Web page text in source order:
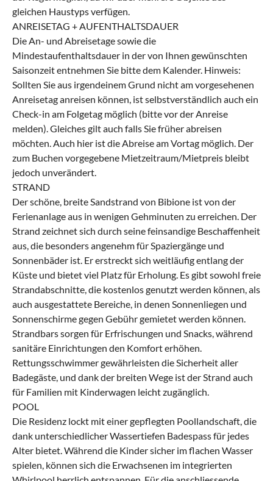
gleichen Haustyps verfügen.
ANREISETAG + AUFENTHALTSDAUER
Die An- und Abreisetage sowie die
Mindestaufenthaltsdauer in der von Ihnen gewünschten
Saisonzeit entnehmen Sie bitte dem Kalender. Hinweis:
Sollten Sie aus irgendeinem Grund nicht am vorgesehenen
Anreisetag anreisen können, ist selbstverständlich auch ein
Check-in am Folgetag möglich (bitte vor der Anreise
melden). Gleiches gilt auch falls Sie früher abreisen
möchten. Auch hier ist die Abreise am Vortag möglich. Der
zum Buchen vorgegebene Mietzeitraum/Mietpreis bleibt
jedoch unverändert.
STRAND
Der schöne, breite Sandstrand von Bibione ist von der
Ferienanlage aus in wenigen Gehminuten zu erreichen. Der
Strand zeichnet sich durch seine feinsandige Beschaffenheit
aus, die besonders angenehm für Spaziergänge und
Sonnenbäder ist. Er erstreckt sich weitläufig entlang der
Küste und bietet viel Platz für Erholung. Es gibt sowohl freie
Strandabschnitte, die kostenlos genutzt werden können, als
auch ausgestattete Bereiche, in denen Sonnenliegen und
Sonnenschirme gegen Gebühr gemietet werden können.
Strandbars sorgen für Erfrischungen und Snacks, während
sanitäre Einrichtungen den Komfort erhöhen.
Rettungsschwimmer gewährleisten die Sicherheit aller
Badegäste, und dank der breiten Wege ist der Strand auch
für Familien mit Kinderwagen leicht zugänglich.
POOL
Die Residenz lockt mit einer gepflegten Poollandschaft, die
dank unterschiedlicher Wassertiefen Badespass für jedes
Alter bietet. Während die Kinder sicher im flachen Wasser
spielen, können sich die Erwachsenen im integrierten